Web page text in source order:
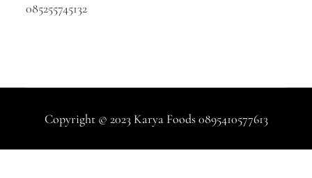
085255745132
Copyright © 2023 Karya Foods 0895410577613